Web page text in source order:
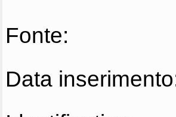
Fonte:
Data